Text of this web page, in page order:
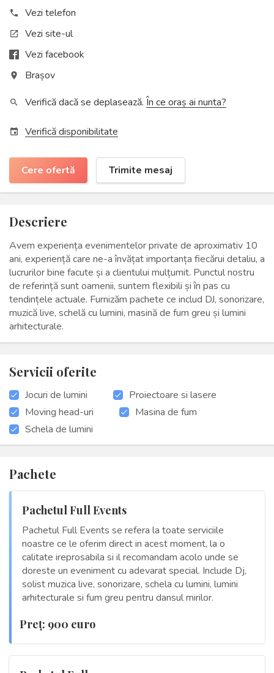
phone Vezi telefon
open_in_new
Vezi site-ul
Vezi facebook
place Brașov
search Verifică dacă se deplasează. În ce oraș ai nunta?
event Verifică disponibilitate
Cere ofertă Trimite mesaj
Descriere
Avem experiența evenimentelor private de aproximativ 10
ani, experiență care ne-a învățat importanța fiecărui detaliu, a
lucrurilor bine facute și a clientului mulțumit. Punctul nostru
de referință sunt oamenii, suntem flexibili și în pas cu
tendințele actuale. Furnizăm pachete ce includ DJ, sonorizare,
muzică live, schelă cu lumini, masină de fum greu și lumini
arhitecturale.
Servicii oferite
Jocuri de lumini
Proiectoare si lasere
Moving head-uri
Masina de fum
Schela de lumini
Pachete
Pachetul Full Events
Pachetul Full Events se refera la toate serviciile
noastre ce le oferim direct in acest moment, la o
calitate ireprosabila si il recomandam acolo unde se
doreste un eveniment cu adevarat special. Include Dj,
solist muzica live, sonorizare, schela cu lumini, lumini
arhitecturale si fum greu pentru dansul mirilor.
Preţ: 900 euro